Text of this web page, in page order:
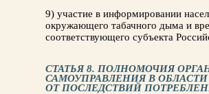
9) участие в информировании
окружающего табачного дыма и
соответствующего субъекта
СТАТЬЯ 8. ПОЛНОМОЧИЯ
САМОУПРАВЛЕНИЯ В
ОТ ПОСЛЕДСТВИЙ